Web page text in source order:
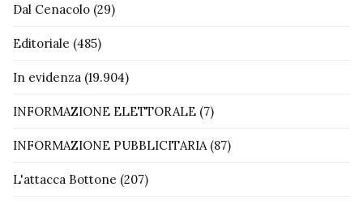
Dal Cenacolo (29)
Editoriale (485)
In evidenza (19.904)
INFORMAZIONE ELETTORALE (7)
INFORMAZIONE PUBBLICITARIA(87)
L'attacca Bottone (207)